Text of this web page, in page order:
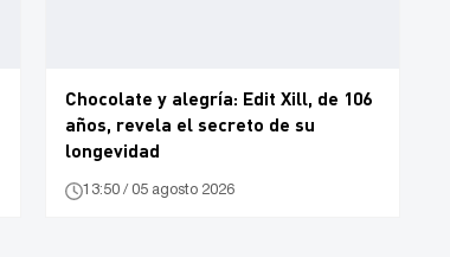
Chocolate y alegría: Edit Xill, de 106
años, revela el secreto de su
longevidad
13:50 / 05 agosto 2026